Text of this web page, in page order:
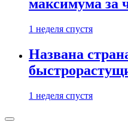
максимума за
1 неделя спустя
Названа
1 неделя спустя